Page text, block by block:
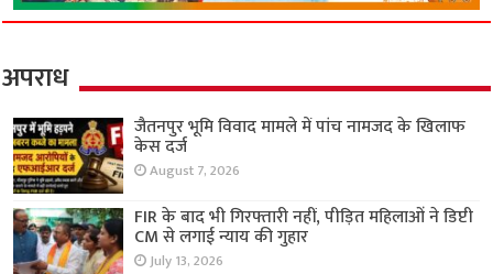
अपराध
जैतनपुर भूमि विवाद मामले में पांच नामजद के खिलाफ
केस दर्ज
August 7, 2026
FIR के बाद भी गिरफ्तारी नहीं, पीड़ित महिलाओं ने डिप्टी
CM से लगाई न्याय की गुहार
July 13, 2026